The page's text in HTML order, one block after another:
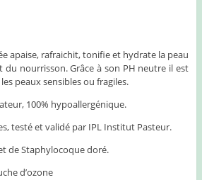
apaise, rafraichit, tonifie et hydrate la peau
du nourrisson. Grâce à son PH neutre il est
peaux sensibles ou fragiles.
100% hypoallergénique.
testé et validé par IPL Institut Pasteur.
de Staphylocoque doré.
d’ozone